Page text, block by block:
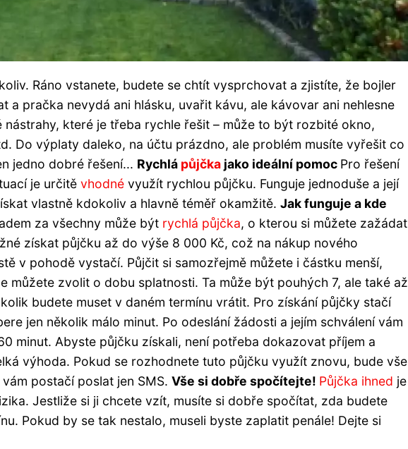
Ráno vstanete, budete se chtít vysprchovat a zjistíte, že bojler
a pračka nevydá ani hlásku, uvařit kávu, ale kávovar ani nehlesne
nástrahy, které je třeba rychle řešit – může to být rozbité okno,
Do výplaty daleko, na účtu prázdno, ale problém musíte vyřešit co
jedno dobré řešení... Rychlá půjčka jako ideální pomoc Pro řešení
je určitě vhodné využít rychlou půjčku. Funguje jednoduše a její
vlastně kdokoliv a hlavně téměř okamžitě. Jak funguje a kde
za všechny může být rychlá půjčka, o kterou si můžete zažádat
získat půjčku až do výše 8 000 Kč, což na nákup nového
v pohodě vystačí. Půjčit si samozřejmě můžete i částku menší,
můžete zvolit o dobu splatnosti. Ta může být pouhých 7, ale také až
budete muset v daném termínu vrátit. Pro získání půjčky stačí
jen několik málo minut. Po odeslání žádosti a jejím schválení vám
minut. Abyste půjčku získali, není potřeba dokazovat příjem a
výhoda. Pokud se rozhodnete tuto půjčku využít znovu, bude vše
postačí poslat jen SMS. Vše si dobře spočítejte! Půjčka ihned je
Jestliže si ji chcete vzít, musíte si dobře spočítat, zda budete
Pokud by se tak nestalo, museli byste zaplatit penále! Dejte si